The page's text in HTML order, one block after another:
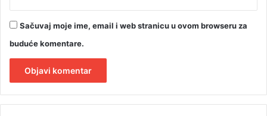
Sačuvaj moje ime, email i web stranicu u ovom browseru za
buduće komentare.